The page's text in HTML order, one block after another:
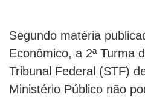
Segundo matéria
Econômico, a 2ª Turma
Tribunal Federal (STF)
Ministério Público não